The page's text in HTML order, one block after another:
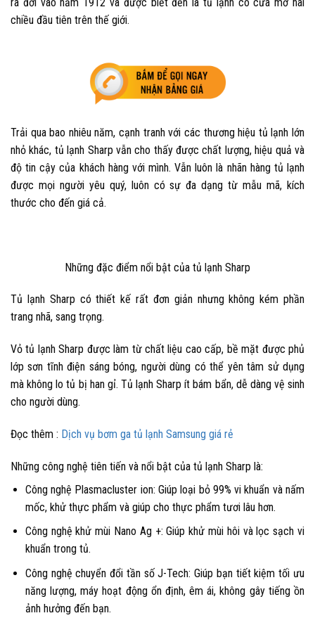
chiều đầu tiên trên thế giới.
Trải qua bao nhiêu năm, cạnh tranh với các thương hiệu tủ lạnh lớn
nhỏ khác, tủ lạnh Sharp vẫn cho thấy được chất lượng, hiệu quả và
độ tin cậy của khách hàng với mình. Vẫn luôn là nhãn hàng tủ lạnh
được mọi người yêu quý, luôn có sự đa dạng từ mẫu mã, kích
thước cho đến giá cả.
Những đặc điểm nổi bật của tủ lạnh Sharp
Tủ lạnh Sharp có thiết kế rất đơn giản nhưng không kém phần
trang nhã, sang trọng.
Vỏ tủ lạnh Sharp được làm từ chất liệu cao cấp, bề mặt được phủ
lớp sơn tĩnh điện sáng bóng, người dùng có thể yên tâm sử dụng
mà không lo tủ bị han gỉ. Tủ lạnh Sharp ít bám bẩn, dễ dàng vệ sinh
cho người dùng.
Đọc thêm : Dịch vụ bơm ga tủ lạnh Samsung giá rẻ
Những công nghệ tiên tiến và nổi bật của tủ lạnh Sharp là:
Công nghệ Plasmacluster ion: Giúp loại bỏ 99% vi khuẩn và nấm
mốc, khử thực phẩm và giúp cho thực phẩm tươi lâu hơn.
Công nghệ khử mùi Nano Ag +: Giúp khử mùi hôi và lọc sạch vi
khuẩn trong tủ.
Công nghệ chuyển đổi tần số J-Tech: Giúp bạn tiết kiệm tối ưu
năng lượng, máy hoạt động ổn định, êm ái, không gây tiếng ồn
ảnh hưởng đến bạn.